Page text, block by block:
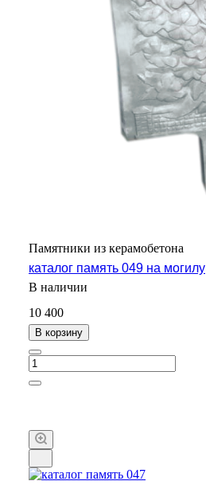
Памятники из керамобетона
каталог память 049 на могилу
В наличии
10 400
В корзину